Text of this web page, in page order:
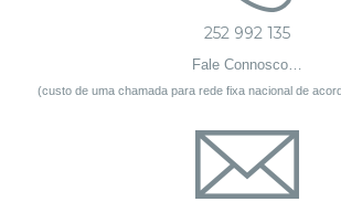
252 992 135
Fale Connosco…
(custo de uma chamada para rede fixa nacional de